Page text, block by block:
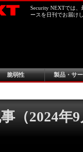
Security NEXTでは
ースを日刊でお届け
脆弱性 製品・サ
（2024年